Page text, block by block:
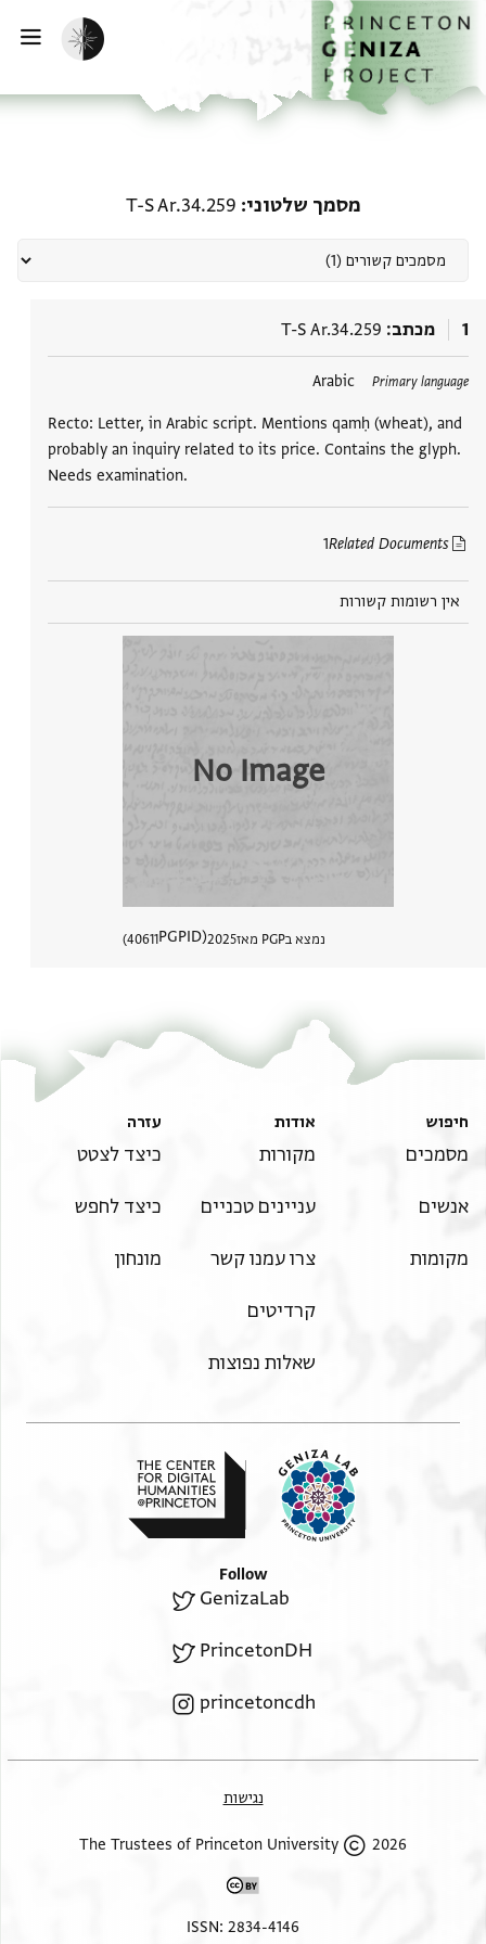
דילוג לתוכן
דף הבית
הפעלת מצב כהה
מסמך שלטוני T-S Ar.34.259
1 מכתב T-S Ar.34.259
Primary language
Arabic
Recto: Letter, in Arabic script. Mentions qamḥ (wheat), and
probably an inquiry related to its price. Contains the glyph.
Needs examination.
Related Documents
1
אין רשומות קשורות
No Image
נמצא בPGP מאז 2025
PGPID
40611
חיפוש
מסמכים
אנשים
מקומות
אודות
מקורות
עניינים טכניים
צרו עמנו קשר
קרדיטים
שאלות נפוצות
עזרה
כיצד לצטט
כיצד לחפש
מונחון
Follow
GenizaLab
PrincetonDH
princetoncdh
נגישות
2026 The Trustees of Princeton University
ISSN: 2834-4146